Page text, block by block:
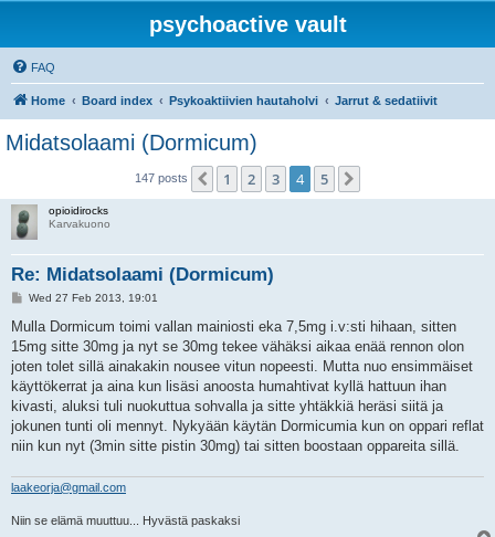
psychoactive vault
FAQ
Home Board index Psykoaktiivien hautaholvi Jarrut & sedatiivit
Midatsolaami (Dormicum)
147 posts Previous
1 2 3 4 5
opioidirocks
Karvakuono
Re: Midatsolaami (Dormicum)
P
s
Wed 27 Feb 2013, 19:01
Mulla Dormicum toimi vallan mainiosti eka 7,5mg i.v:sti hihaan, sitten
15mg sitte 30mg ja nyt se 30mg tekee vähäksi aikaa enää rennon olon
joten tolet sillä ainakakin nousee vitun nopeesti. Mutta nuo ensimmäiset
käyttökerrat ja aina kun lisäsi anoosta humahtivat kyllä hattuun ihan
kivasti, aluksi tuli nuokuttua sohvalla ja sitte yhtäkkiä heräsi siitä ja
jokunen tunti oli mennyt. Nykyään käytän Dormicumia kun on oppari reflat
niin kun nyt (3min sitte pistin 30mg) tai sitten boostaan oppareita sillä.
laakeorja@gmail.com
Niin se elämä muuttuu... Hyvästä paskaksi